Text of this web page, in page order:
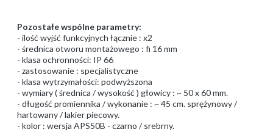
Pozostałe wspólne parametry:
- ilość wyjść funkcyjnych łącznie : x2
- średnica otworu montażowego : fi 16 mm
- klasa ochronności: IP 66
- zastosowanie : specjalistyczne
- klasa wytrzymałości: podwyższona
- wymiary ( średnica / wysokość ) głowicy : ~ 50 x 60 mm.
- długość promiennika / wykonanie : ~ 45 cm. sprężynowy /
hartowany / lakier piecowy.
- kolor : wersja APS50B - czarno / srebrny.